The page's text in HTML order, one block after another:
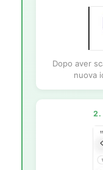
Dopo aver
nuova
2.